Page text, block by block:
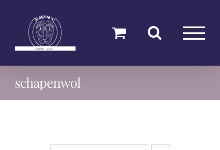
schapenwol